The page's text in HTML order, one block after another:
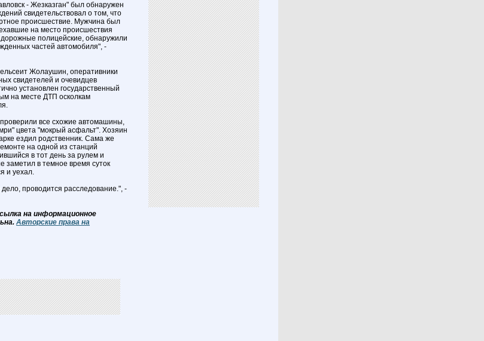
- Жезказган" был обнаружен
свидетельствовал о том, что
происшествие. Мужчина был
на место происшествия
полицейские, обнаружили
частей автомобиля", -
Жолаушин, оперативники
свидетелей и очевидцев
установлен государственный
на месте ДТП осколкам
все схожие автомашины,
цвета "мокрый асфальт". Хозяин
ездил родственник. Сама же
на одной из станций
в тот день за рулем и
заметил в темное время суток
и уехал.
проводится расследование.", -
на информационное
Авторские права на